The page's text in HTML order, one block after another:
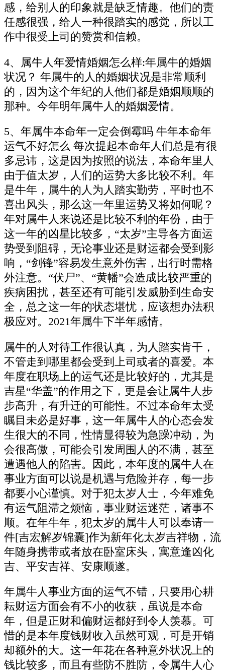
感，给别人的印象就是缺乏情趣。他们的责
任感很强，给人一种很踏实的感觉，所以工
作中很受上司的赞赏和信赖。
4、属牛人年爱情婚姻怎么样:年属牛的婚姻
状况？ 年属牛的人的婚姻状况是非常顺利
的，因为这个年纪的人他们都是婚姻顺顺的
那种。今年明年属牛人的婚姻爱情。
5、年属牛本命年一定会倒霉吗 牛年本命年
运气不好怎么 每次提起本命年人们总是有很
多忌讳，这是因为按照的说法，本命年里人
由于值太岁，人们的运势大多比较不利。年
是牛年，属牛的人为人踏实勤劳，平时也不
喜出风头，那么这一年里运势又将如何呢？
年对属牛人来说还是比较不利的年份，由于
这一年的凶星比较多，“太岁”主导各方面运
势受到阻碍，无论事业还是财运都会受到影
响，“剑锋”容易发生意外伤害，出行时需格
外注意。“伏尸”、“黄幡”会造成比较严重的
疾病困扰，甚至还有可能引发威胁到生命安
全，总之这一年的状态堪忧，应该想办法积
极应对。2021年属牛下半年感情。
属牛的人对待工作很认真，为人踏实肯干，
不管走到哪里都会受到上司或者的喜爱。本
年度在职场上的运气还是比较好的，尤其是
吉星“华盖”的作用之下，更是会让属牛人步
步高升，有升迁的可能性。不过本命年太受
瞩目未必是好事，这一年属牛人的心态会发
生很大的不同，性情显得较为急躁冲动，为
会很高傲，可能会引发周围人的不满，甚至
遭遇他人的陷害。因此，本年度的属牛人在
事业方面可以说是机遇与危险并存，每一步
都要小心谨慎。对于犯太岁人士，今年难免
有运气阻滞之烦恼，事业财运迷茫，诸事不
顺。在年牛年，犯太岁的属牛人可以奉请一
件[吉宏解岁锦囊]作为新年化太岁吉祥物，流
年随身携带或者放在卧室床头，寓意逢凶化
吉、平安吉祥、安康顺遂。
年属牛人事业方面的运气不错，只要用心耕
耘财运方面会有不小的收获，虽说是本命
年，但是正财和偏财运都好到令人羡慕。可
惜的是本年度钱财收入虽然可观，可是开销
却额外的大。这一年花在各种意外状况上的
钱比较多，而且有些防不胜防，令属牛人心